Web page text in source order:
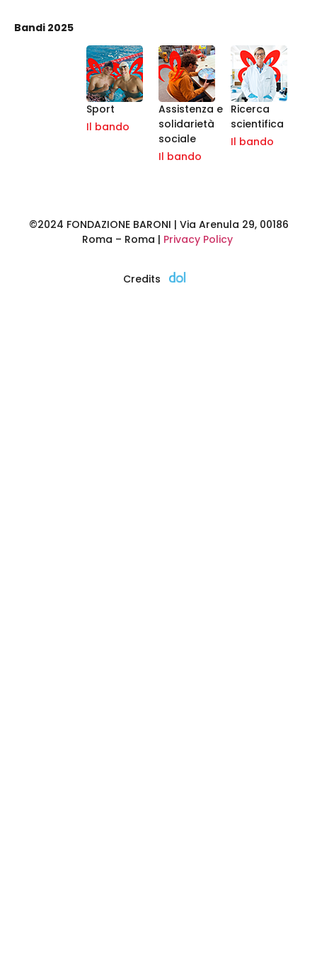
Bandi 2025
Sport
Il bando
Assistenza e
solidarietà
sociale
Il bando
Ricerca
scientifica
Il bando
©2024 FONDAZIONE BARONI | Via Arenula 29, 00186
Roma – Roma | Privacy Policy
Credits